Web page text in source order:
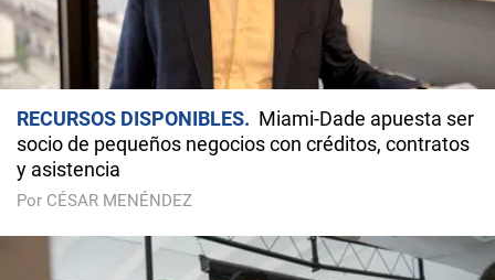
RECURSOS DISPONIBLES
Miami-Dade apuesta ser
socio de pequeños negocios con créditos, contratos
y asistencia
Por CÉSAR MENÉNDEZ